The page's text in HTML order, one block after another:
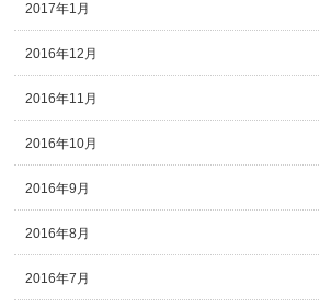
2017年1月
2016年12月
2016年11月
2016年10月
2016年9月
2016年8月
2016年7月